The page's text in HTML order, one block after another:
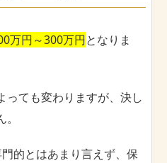
万円～300万円となりま
っても変わりますが、決し
的とはあまり言えず、保